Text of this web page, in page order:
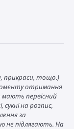
прикраси, тощо.)
отримання
первісний
сукні на розпис,
за
не підлягають. На